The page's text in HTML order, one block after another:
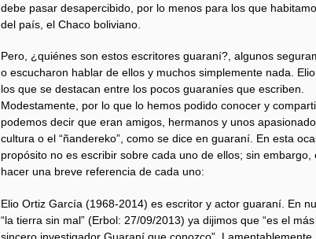
debe pasar desapercibido, por lo menos para los que
del país, el Chaco boliviano.
Pero, ¿quiénes son estos escritores guaraní?, algunos
o escucharon hablar de ellos y muchos simplemente nada.
los que se destacan entre los pocos guaraníes que escriben.
Modestamente, por lo que lo hemos podido conocer y
podemos decir que eran amigos, hermanos y unos
cultura o el “ñandereko”, como se dice en guaraní. En esta
propósito no es escribir sobre cada uno de ellos; sin embargo,
hacer una breve referencia de cada uno:
Elio Ortiz García (1968-2014) es escritor y actor guaraní. En
“la tierra sin mal” (Erbol: 27/09/2013) ya dijimos que “es el